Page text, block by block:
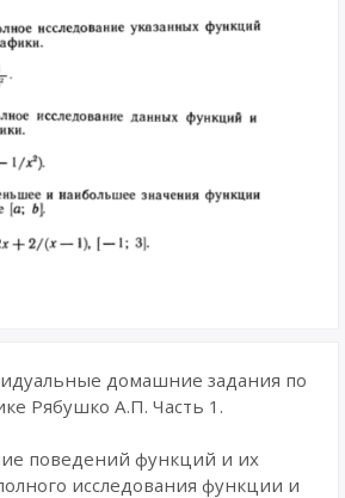
домашние задания по
Рябушко А.П. Часть 1.
поведений функций и их
исследования функции и